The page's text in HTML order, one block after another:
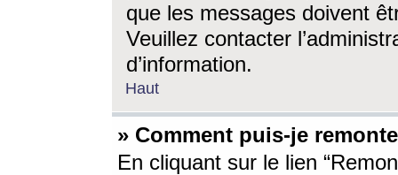
que les messages doivent
Veuillez contacter
d’information.
Haut
» Comment puis-je
En cliquant sur le lien